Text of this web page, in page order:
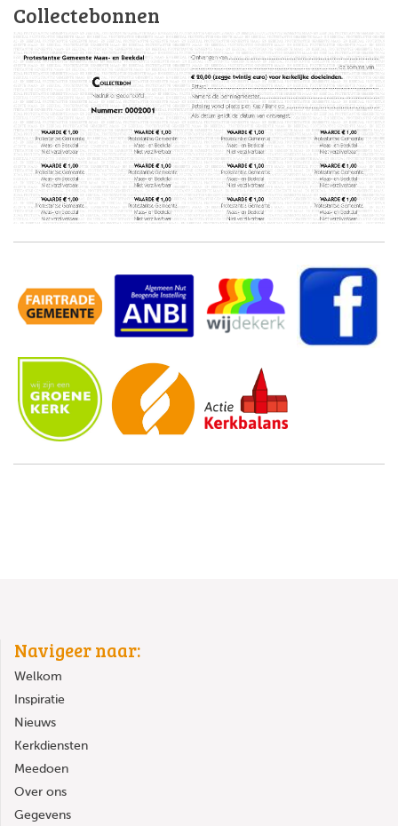
Collectebonnen
Navigeer naar:
Welkom
Inspiratie
Nieuws
Kerkdiensten
Meedoen
Over ons
Gegevens